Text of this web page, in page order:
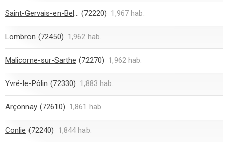
Saint-Gervais-en-Belin (72220) 1,967 hab.
Lombron (72450) 1,962 hab.
Malicorne-sur-Sarthe (72270) 1,962 hab.
Yvré-le-Pôlin (72330) 1,883 hab.
Arçonnay (72610) 1,861 hab.
Conlie (72240) 1,844 hab.